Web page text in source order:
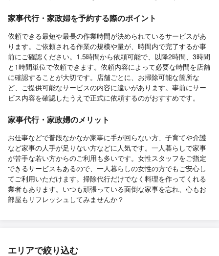
家事代行・家政婦を予約する際のポイント
依頼できる最短や最長の作業時間が決められているサービスがあ
ります。ご依頼される作業の規模や量が、時間内で完了するか事
前にご確認ください。1.5時間から依頼可能で、以降2時間、3時間
と1時間単位で依頼できます。依頼内容によって必要な時間を店舗
に確認することが大切です。店舗ごとに、お掃除可能な箇所な
ど、ご提供可能なサービスの内容に違いがあります。事前にサー
ビス内容を確認したうえで正式に依頼するのがおすすめです。
家事代行・家政婦のメリット
お仕事などで普段なかなか家事に手が回らない方、子育てや介護
など家事の人手が足りない方などに人気です。一人暮らしで家事
が苦手な若い方からのご利用も多いです。女性スタッフをご指定
できるサービスもあるので、一人暮らしの女性の方でもご安心し
てご利用いただけます。掃除代行だけでなく料理を作ってくれる
業者もあります。いつも頑張っている面倒な家事を忘れ、心もお
部屋もリフレッシュしてみませんか？
エリアで絞り込む